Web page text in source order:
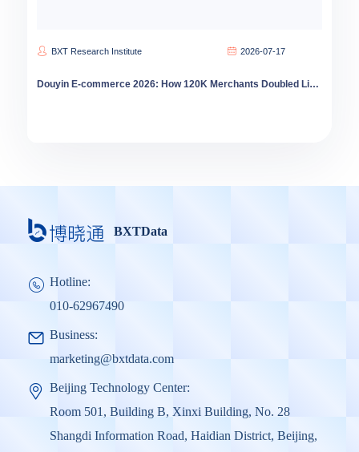
BXT Research Institute 2026-07-17
Douyin E-commerce 2026: How 120K Merchants Doubled Livestream Sales
BXTData
Hotline:
010-62967490
Business:
marketing@bxtdata.com
Beijing Technology Center:
Room 501, Building B, Xinxi Building, No. 28
Shangdi Information Road, Haidian District, Beijing,